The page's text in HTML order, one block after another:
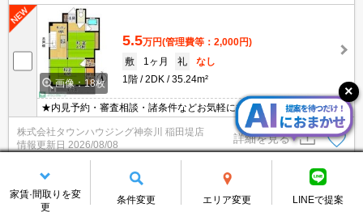
画像：18枚
5.5万円(管理費等：2,000円)
敷
1ヶ月 礼
なし
1階
2DK 35.24m²
★内見予約・審査相談・諸条件などお気軽に相談ください★
株式会社タウンハウジング神奈川 稲田堤店
情報更新日 2026/08/08
詳細を見る
5.5 万円
(管理費等：2,000円)
家賃·間取りを変
更
条件変更 エリア変更 LINEで提案